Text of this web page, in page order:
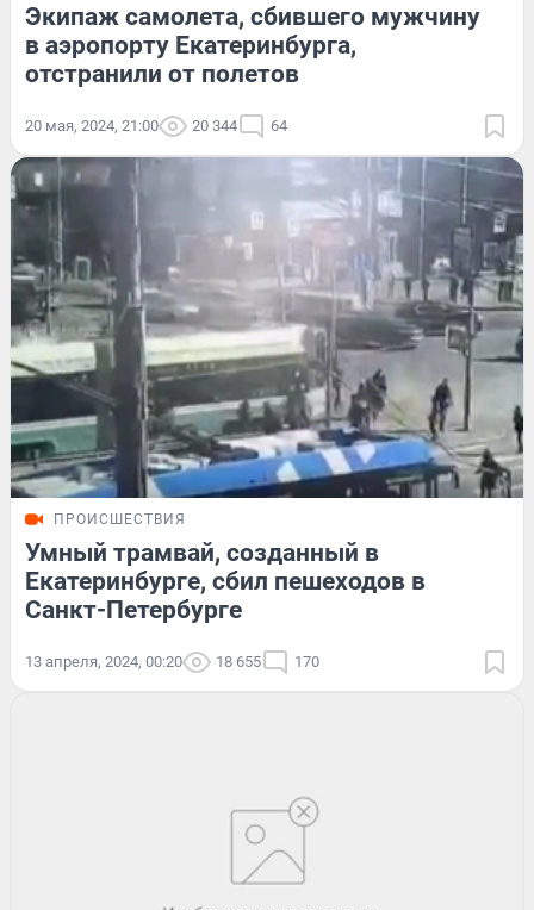
Экипаж самолета, сбившего мужчину
в аэропорту Екатеринбурга,
отстранили от полетов
20 мая, 2024, 21:00 20 344 64
ПРОИСШЕСТВИЯ
Умный трамвай, созданный в
Екатеринбурге, сбил пешеходов в
Санкт-Петербурге
13 апреля, 2024, 00:20 18 655 170